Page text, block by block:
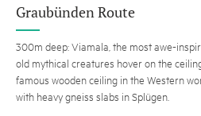
Graubünden Route
300m deep: Viamala, the most awe-
old mythical creatures hover on the
famous wooden ceiling in the Western
with heavy gneiss slabs in Splügen.